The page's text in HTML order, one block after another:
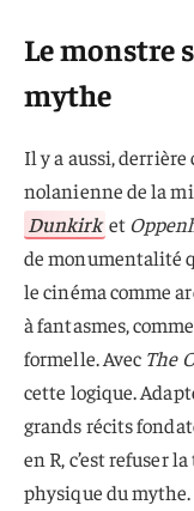
Le monstre
mythe
Il y a aussi,
nolanienne de la
Dunkirk et
de monumentalité
le cinéma comme
à fantasmes,
formelle. Avec The
cette logique.
grands récits
en R, c’est refuser
physique du mythe.